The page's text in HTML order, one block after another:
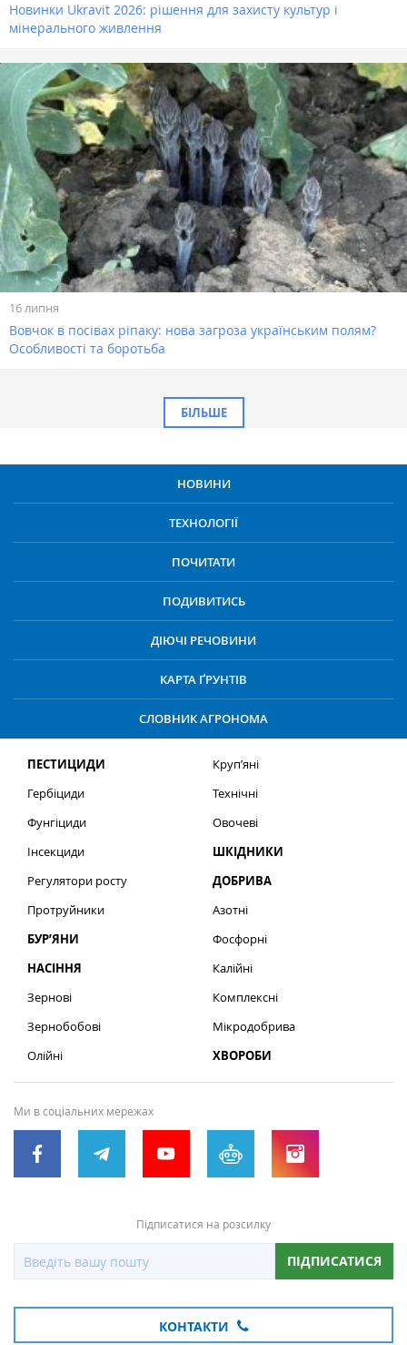
Новинки Ukravit 2026: рішення для захисту культур і
мінерального живлення
16 липня
Вовчок в посівах ріпаку: нова загроза українським полям?
Особливості та боротьба
БІЛЬШЕ
НОВИНИ
ТЕХНОЛОГІЇ
ПОЧИТАТИ
ПОДИВИТИСЬ
ДІЮЧІ РЕЧОВИНИ
КАРТА ҐРУНТІВ
СЛОВНИК АГРОНОМА
ПЕСТИЦИДИ
Гербіциди
Фунгіциди
Інсекциди
Регулятори росту
Протруйники
БУР’ЯНИ
НАСІННЯ
Зернові
Зернобобові
Олійні
Круп’яні
Технічні
Овочеві
ШКІДНИКИ
ДОБРИВА
Азотні
Фосфорні
Калійні
Комплексні
Мікродобрива
ХВОРОБИ
Ми в соціальних мережах
Підписатися на розсилку
ПІДПИСАТИСЯ
КОНТАКТИ